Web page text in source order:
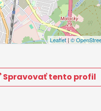
Leaflet|©
Spravovať tento profil